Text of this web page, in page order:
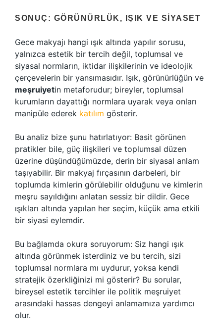
SONUÇ: GÖRÜNÜRLÜK, IŞIK VE SIYASET
Gece makyajı hangi ışık altında yapılır sorusu,
yalnızca estetik bir tercih değil, toplumsal ve
siyasal normların, iktidar ilişkilerinin ve ideolojik
çerçevelerin bir yansımasıdır. Işık, görünürlüğün ve
meşruiyetin metaforudur; bireyler, toplumsal
kurumların dayattığı normlara uyarak veya onları
manipüle ederek katılım gösterir.
Bu analiz bize şunu hatırlatıyor: Basit görünen
pratikler bile, güç ilişkileri ve toplumsal düzen
üzerine düşündüğümüzde, derin bir siyasal anlam
taşıyabilir. Bir makyaj fırçasının darbeleri, bir
toplumda kimlerin görülebilir olduğunu ve kimlerin
meşru sayıldığını anlatan sessiz bir dildir. Gece
ışıkları altında yapılan her seçim, küçük ama etkili
bir siyasi eylemdir.
Bu bağlamda okura soruyorum: Siz hangi ışık
altında görünmek isterdiniz ve bu tercih, sizi
toplumsal normlara mı uydurur, yoksa kendi
stratejik özerkliğinizi mi gösterir? Bu sorular,
bireysel estetik tercihler ile politik meşruiyet
arasındaki hassas dengeyi anlamamıza yardımcı
olur.